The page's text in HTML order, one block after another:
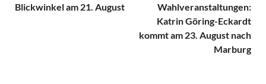
Blickwinkel am 21. August
Wahlveranstaltungen:
Katrin Göring-Eckardt
kommt am 23. August nach
Marburg